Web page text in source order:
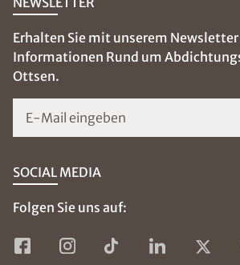
Erhalten Sie mit unserem
Informationen Rund um
Ottsen.
E-Mail eingeben
SOCIAL MEDIA
Folgen Sie uns auf: